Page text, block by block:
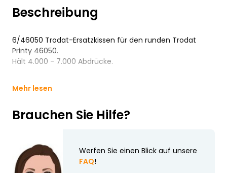
Beschreibung
6/46050 Trodat-Ersatzkissen für den runden Trodat
Printy 46050.
Hält 4.000 - 7.000 Abdrücke.
Mehr lesen
Brauchen Sie Hilfe?
Werfen Sie einen Blick auf unsere
FAQ!